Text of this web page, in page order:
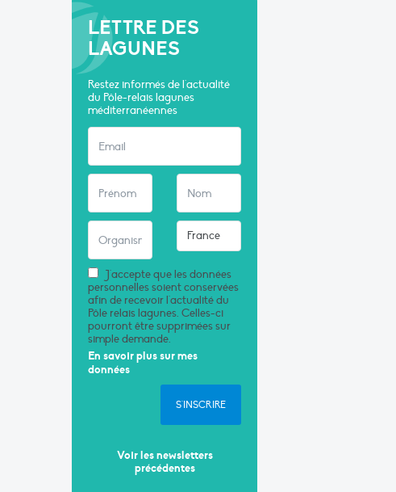
LETTRE DES
LAGUNES
Restez informés de l'actualité
du Pôle-relais lagunes
méditerranéennes
J'accepte que les données
personnelles soient conservées
afin de recevoir l'actualité du
Pôle relais lagunes. Celles-ci
pourront être supprimées sur
simple demande.
En savoir plus sur mes
données
S'INSCRIRE
Voir les newsletters
précédentes